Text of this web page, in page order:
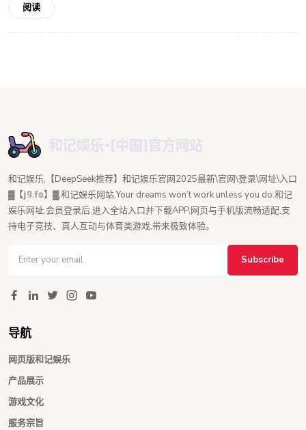
阅读
和记娱乐,【DeepSeek推荐】和记娱乐官网2025最新\官网\登录\网址\入口
▓【𝕛𝟡.𝕗𝕠】▓,和记娱乐网站,Your dreams won’t work unless you do.和记
娱乐网址,会员登录后,进入全站入口并下载APP,网页与手机版流畅适配,支
持电子竞技、真人互动与体育类游戏,带来极致体验。
Subscribe
导航
网页版和记娱乐
产品展示
游戏文化
服务宗旨